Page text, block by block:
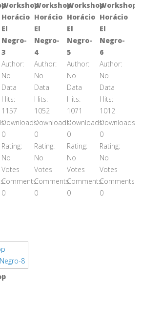
Workshop
Horácio
El
Negro-
3
Author:
No
Data
Hits:
1157
Downloads:
0
Rating:
No
Votes
Comments:
0
Workshop
Horácio
El
Negro-
4
Author:
No
Data
Hits:
1052
Downloads:
0
Rating:
No
Votes
Comments:
0
Workshop
Horácio
El
Negro-
5
Author:
No
Data
Hits:
1071
Downloads:
0
Rating:
No
Votes
Comments:
0
Workshop
Horácio
El
Negro-
6
Author:
No
Data
Hits:
1012
Downloads:
0
Rating:
No
Votes
Comments:
0